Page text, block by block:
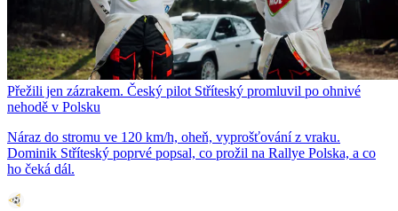
Přežili jen zázrakem. Český pilot Stříteský promluvil po ohnivé
nehodě v Polsku
Náraz do stromu ve 120 km/h, oheň, vyprošťování z vraku.
Dominik Stříteský poprvé popsal, co prožil na Rallye Polska, a co
ho čeká dál.